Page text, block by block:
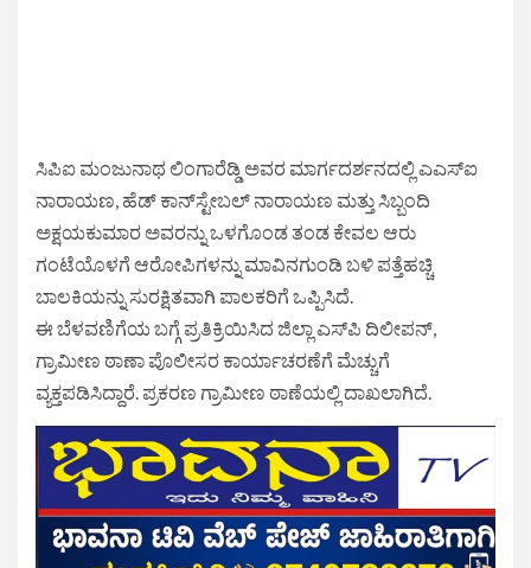
ಸಿಪಿಐ ಮಂಜುನಾಥ ಲಿಂಗಾರೆಡ್ಡಿ ಅವರ ಮಾರ್ಗದರ್ಶನದಲ್ಲಿ ಎಎಸ್‌ಐ
ನಾರಾಯಣ, ಹೆಡ್ ಕಾನ್‌ಸ್ಟೇಬಲ್ ನಾರಾಯಣ ಮತ್ತು ಸಿಬ್ಬಂದಿ
ಅಕ್ಷಯಕುಮಾರ ಅವರನ್ನು ಒಳಗೊಂಡ ತಂಡ ಕೇವಲ ಆರು
ಗಂಟೆಯೊಳಗೆ ಆರೋಪಿಗಳನ್ನು ಮಾವಿನಗುಂಡಿ ಬಳಿ ಪತ್ತೆಹಚ್ಚಿ
ಬಾಲಕಿಯನ್ನು ಸುರಕ್ಷಿತವಾಗಿ ಪಾಲಕರಿಗೆ ಒಪ್ಪಿಸಿದೆ.
ಈ ಬೆಳವಣಿಗೆಯ ಬಗ್ಗೆ ಪ್ರತಿಕ್ರಿಯಿಸಿದ ಜಿಲ್ಲಾ ಎಸ್‌ಪಿ ದಿಲೀಪನ್,
ಗ್ರಾಮೀಣ ಠಾಣಾ ಪೊಲೀಸರ ಕಾರ್ಯಾಚರಣೆಗೆ ಮೆಚ್ಚುಗೆ
ವ್ಯಕ್ತಪಡಿಸಿದ್ದಾರೆ. ಪ್ರಕರಣ ಗ್ರಾಮೀಣ ಠಾಣೆಯಲ್ಲಿ ದಾಖಲಾಗಿದೆ.